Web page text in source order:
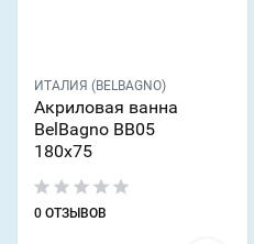
ИТАЛИЯ (BELBAGNO)
Акриловая ванна
BelBagno BB05
180х75
0 ОТЗЫВОВ